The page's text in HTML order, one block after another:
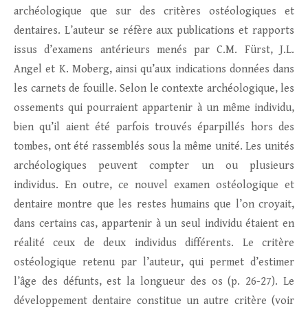
archéologique que sur des critères ostéologiques et
dentaires. L’auteur se réfère aux publications et rapports
issus d’examens antérieurs menés par C.M. Fürst, J.L.
Angel et K. Moberg, ainsi qu’aux indications données dans
les carnets de fouille. Selon le contexte archéologique, les
ossements qui pourraient appartenir à un même individu,
bien qu’il aient été parfois trouvés éparpillés hors des
tombes, ont été rassemblés sous la même unité. Les unités
archéologiques peuvent compter un ou plusieurs
individus. En outre, ce nouvel examen ostéologique et
dentaire montre que les restes humains que l’on croyait,
dans certains cas, appartenir à un seul individu étaient en
réalité ceux de deux individus différents. Le critère
ostéologique retenu par l’auteur, qui permet d’estimer
l’âge des défunts, est la longueur des os (p. 26-27). Le
développement dentaire constitue un autre critère (voir